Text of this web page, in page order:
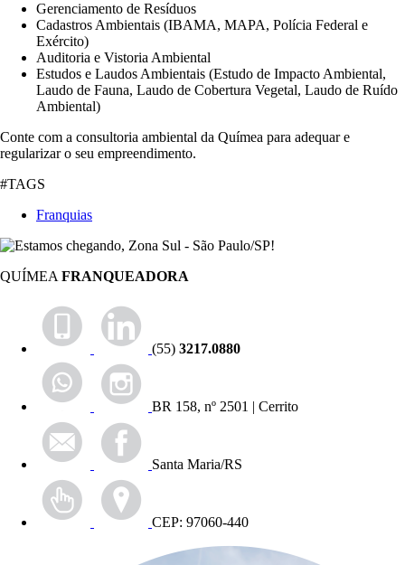
Gerenciamento de Resíduos
Cadastros Ambientais (IBAMA, MAPA, Polícia Federal e
Exército)
Auditoria e Vistoria Ambiental
Estudos e Laudos Ambientais (Estudo de Impacto Ambiental,
Laudo de Fauna, Laudo de Cobertura Vegetal, Laudo de Ruído
Ambiental)
Conte com a consultoria ambiental da Químea para adequar e
regularizar o seu empreendimento.
#TAGS
Franquias
QUÍMEAFRANQUEADORA
(55) 3217.0880
BR 158, nº 2501 | Cerrito
Santa Maria/RS
CEP: 97060-440